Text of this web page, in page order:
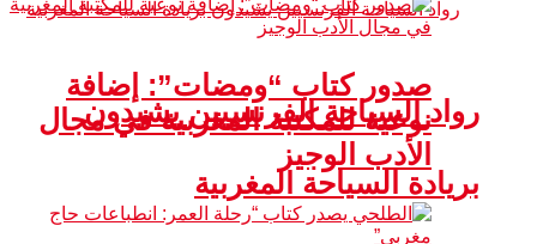
رواد السياحة الفرنسيين يشيدون
بريادة السياحة المغربية
صدور كتاب “ومضات”: إضافة
نوعية للمكتبة المغربية في مجال
الأدب الوجيز